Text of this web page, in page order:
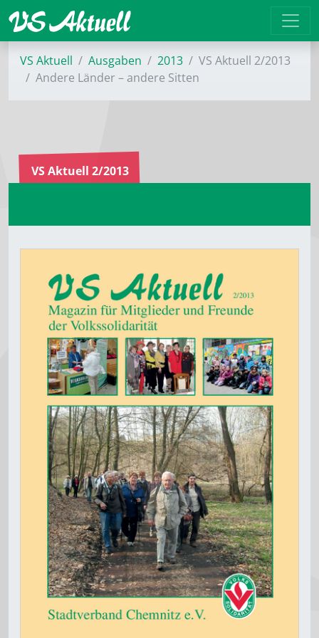
VS Aktuell Ausgaben 2013
VS Aktuell 2/2013
Andere Länder – andere Sitten
VS Aktuell 2/2013